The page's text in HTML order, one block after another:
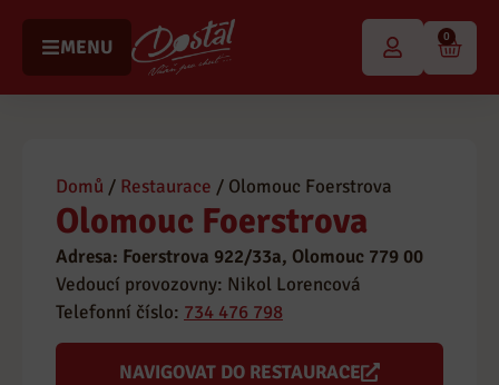
content
MENU 0
Domů / Restaurace / Olomouc Foerstrova
Olomouc Foerstrova
Adresa: Foerstrova 922/33a, Olomouc 779 00
Vedoucí provozovny: Nikol Lorencová
Telefonní číslo: 734 476 798
NAVIGOVAT DO RESTAURACE